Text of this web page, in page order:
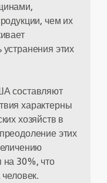
чем их
этих
составляют
характерны
хозяйств в
этих
на 30%, что